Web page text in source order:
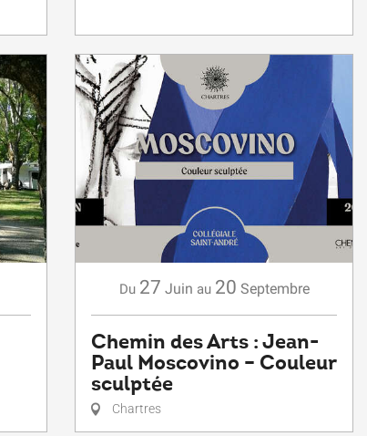
Du 27 Juin au 20 Septembre
Chemin des Arts : Jean-
Paul Moscovino – Couleur
sculptée
Chartres